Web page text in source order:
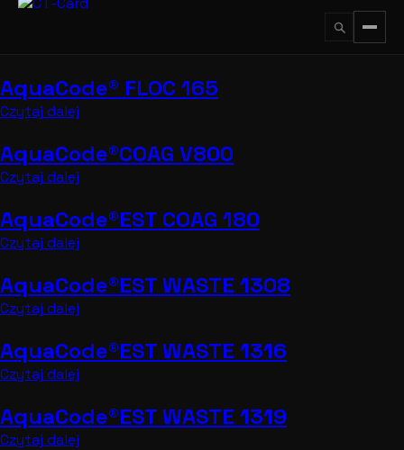
Przejdź
AquaCode® FLOC 165
Czytaj dalej
AquaCode®COAG V800
Czytaj dalej
AquaCode®EST COAG 180
Czytaj dalej
AquaCode®EST WASTE 1308
Czytaj dalej
AquaCode®EST WASTE 1316
Czytaj dalej
AquaCode®EST WASTE 1319
Czytaj dalej